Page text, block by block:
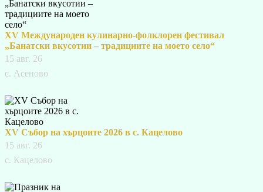
XV Международен кулинарно-фолклорен фестивал
„Банатски вкусотии – традициите на моето село“
15 авг. 26
с. Асеново
XV Събор на хърцоите 2026 в с. Кацелово
15 авг. 26
с. Кацелово